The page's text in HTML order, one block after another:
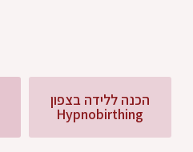
הכנה ללידה בצפון
Hypnobirthing